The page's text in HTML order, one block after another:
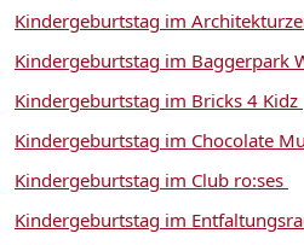
Kindergeburtstag im
Kindergeburtstag im Baggerpark
Kindergeburtstag im Bricks 4 Kidz
Kindergeburtstag im Chocolate
Kindergeburtstag im Club ro:ses
Kindergeburtstag im